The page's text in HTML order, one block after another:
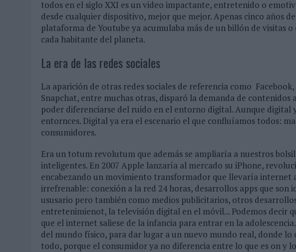
todos en el siglo XXI es un video impactante, entretenido o
desde cualquier dispositivo, mejor que mejor. Apenas cinco años
plataforma de Youtube ya acumulaba más de un billón de visitas
cada habitante del planeta.
La era de las redes sociales
La aparición de otras redes sociales de referencia como
Snapchat, entre muchas otras, disparó la demanda de
poder diferenciarse del ruido en el entorno digital. Aunque digital
entornces. Digital ya era el escenario el que confluíamos todos:
consumidores.
Era un totum revolutum que además se ampliaría a nuestros
inteligentes. En 2007 Apple lanzaría al mercado su iPhone,
encabezando un movimiento transformador que llevaría internet
irrefrenable: conexión a la red 24 horas, desarrollos apps que son
ususario pero también como medios publicitarios, otros
entretenimienot, la televisión digital en el móvil... Podemos decir
que el internet saliese de la infancia para entrar en la
del mundo físico, para dar lugar a un nuevo mundo real, donde
todo, porque el consumidor ya no diferencia entre lo que es on y